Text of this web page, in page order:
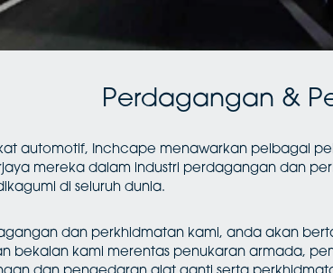
Perdagangan &
automotif, Inchcape menawarkan pelbagai
mereka dalam industri perdagangan dan
di seluruh dunia.
dan perkhidmatan kami, anda akan
bekalan kami merentas penukaran armada,